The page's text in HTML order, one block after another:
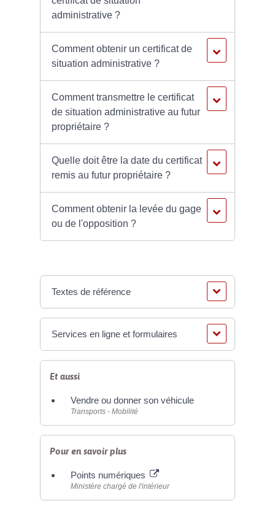
administrative ?
Comment obtenir un certificat de
situation administrative ?
Comment transmettre le certificat
de situation administrative au futur
propriétaire ?
Quelle doit être la date du certificat
remis au futur propriétaire ?
Comment obtenir la levée du gage
ou de l'opposition ?
Textes de référence
Services en ligne et formulaires
Et aussi
Vendre ou donner son véhicule
Transports - Mobilité
Pour en savoir plus
Points numériques
Ministère chargé de l'intérieur